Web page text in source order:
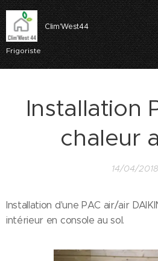
Clim'West44
Frigoriste
Installation
chaleur
14/04/2018
Installation d'une PAC air/air
intérieur en console au sol.